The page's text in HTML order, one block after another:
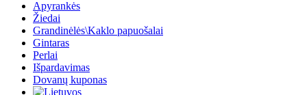
Apyrankės
Žiedai
Grandinėlės\Kaklo papuošalai
Gintaras
Perlai
Išpardavimas
Dovanų kuponas